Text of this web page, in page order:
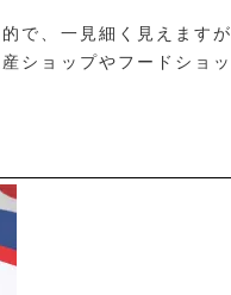
で、一見細く見えます
ショップやフードショ